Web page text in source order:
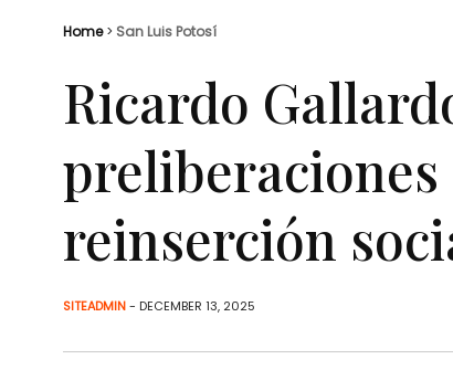
Home> San Luis Potosí
Ricardo
reinserción
SITEADMIN- DECEMBER 13, 2025